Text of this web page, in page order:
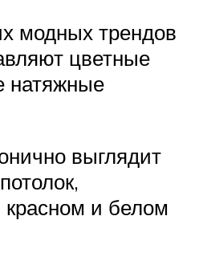
модных трендов
цветные
натяжные
выглядит
и белом